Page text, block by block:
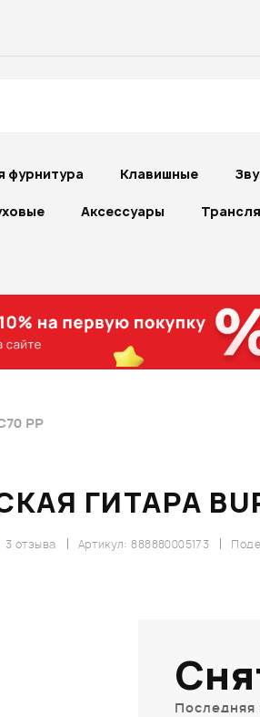
фурнитура Клавишные
Аксессуары
PP
ГИТАРА
Артикул: 888880005173
3 отзыва
Последняя